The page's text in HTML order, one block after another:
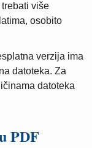
više
osobito
verzija ima
datoteka. Za
datoteka
PDF